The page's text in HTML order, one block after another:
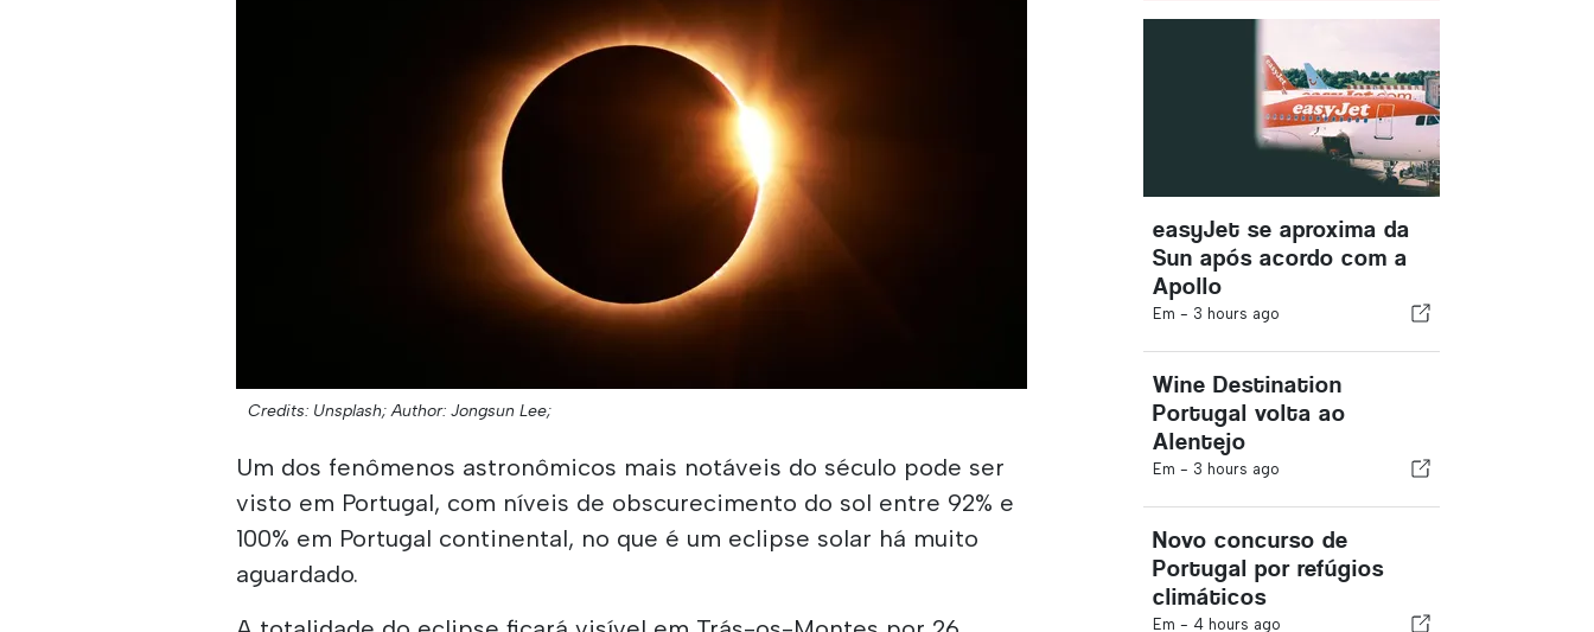
Credits: Unsplash; Author: Jongsun Lee;
Um dos fenômenos astronômicos mais notáveis do século pode ser
visto em Portugal, com níveis de obscurecimento do sol entre 92% e
100% em Portugal continental, no que é um eclipse solar há muito
aguardado.
easyJet se aproxima da
Sun após acordo com a
Apollo
Em - 3 hours ago
Wine Destination
Portugal volta ao
Alentejo
Em - 3 hours ago
Novo concurso de
Portugal por refúgios
climáticos
Em - 4 hours ago